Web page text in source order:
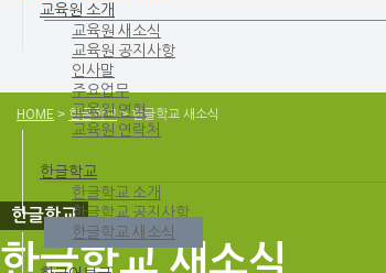
교육원 소개
교육원 새소식
교육원 공지사항
인사말
주요업무
교육원 연혁
교육원 연락처
한글학교
한글학교 소개
한글학교 공지사항
한글학교 새소식
HOME > 한글학교>한글학교 새소식
한글학교 새소식